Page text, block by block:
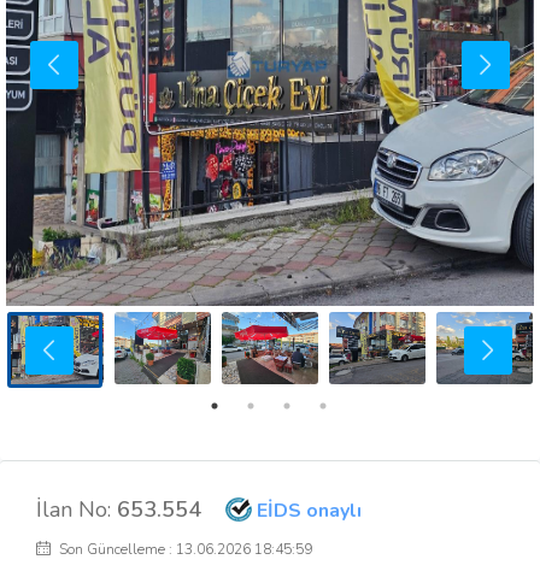
İlan No: 653.554 EİDS onaylı
Son Güncelleme : 13.06.2026 18:45:59